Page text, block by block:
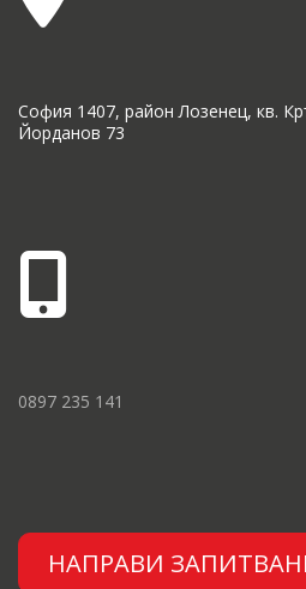
София 1407, район Лозенец, кв.
Йорданов 73
0897 235 141
НАПРАВИ